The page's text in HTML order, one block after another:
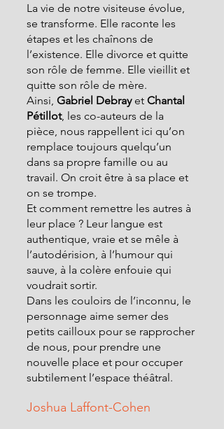
La vie de notre visiteuse évolue,
se transforme. Elle raconte les
étapes et les chaînons de
l’existence. Elle divorce et quitte
son rôle de femme. Elle vieillit et
quitte son rôle de mère.
Ainsi, Gabriel Debray et Chantal
Pétillot, les co-auteurs de la
pièce, nous rappellent ici qu’on
remplace toujours quelqu’un
dans sa propre famille ou au
travail. On croit être à sa place et
on se trompe.
Et comment remettre les autres à
leur place ? Leur langue est
authentique, vraie et se mêle à
l’autodérision, à l’humour qui
sauve, à la colère enfouie qui
voudrait sortir.
Dans les couloirs de l’inconnu, le
personnage aime semer des
petits cailloux pour se rapprocher
de nous, pour prendre une
nouvelle place et pour occuper
subtilement l’espace théâtral.
Joshua Laffont-Cohen